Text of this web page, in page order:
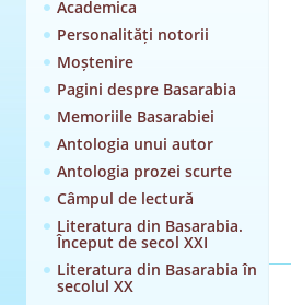
Academica
Personalități notorii
Moștenire
Pagini despre Basarabia
Memoriile Basarabiei
Antologia unui autor
Antologia prozei scurte
Câmpul de lectură
Literatura din Basarabia.
Început de secol XXI
Literatura din Basarabia în
secolul XX